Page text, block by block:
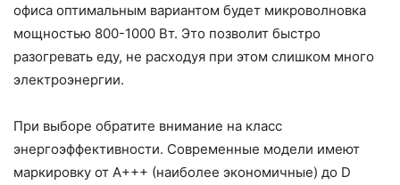
офиса оптимальным вариантом будет микроволновка
мощностью 800-1000 Вт. Это позволит быстро
разогревать еду, не расходуя при этом слишком много
электроэнергии.
При выборе обратите внимание на класс
энергоэффективности. Современные модели имеют
маркировку от A+++ (наиболее экономичные) до D